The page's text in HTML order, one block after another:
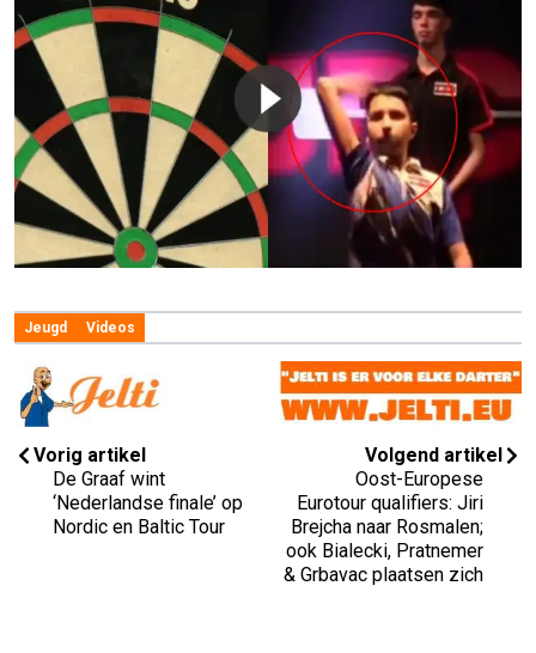
Jeugd Videos
Vorig artikel
De Graaf wint
‘Nederlandse finale’ op
Nordic en Baltic Tour
Volgend artikel
Oost-Europese
Eurotour qualifiers: Jiri
Brejcha naar Rosmalen;
ook Bialecki, Pratnemer
& Grbavac plaatsen zich